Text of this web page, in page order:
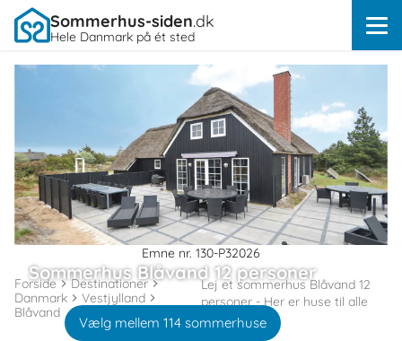
Sommerhus-siden.dk
Hele Danmark på ét sted
Emne nr. 130-P32026
Sommerhus Blåvand 12 personer
Vælg mellem 114 sommerhuse
Forside
Destinationer
Danmark
Vestjylland
Blåvand
Lej et sommerhus Blåvand 12
personer - Her er huse til alle